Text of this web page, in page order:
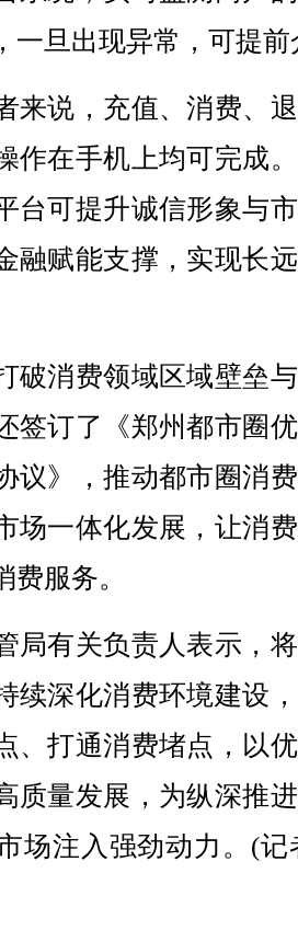
一旦出现异常，可提前
说，充值、消费、
作在手机上均可完成
台可提升诚信形象与
融赋能支撑，实现长
消费领域区域壁垒
签订了《郑州都市圈
议》，推动都市圈消
场一体化发展，让消
服务。
有关负责人表示，
续深化消费环境建设
、打通消费堵点，以
质量发展，为纵深推
场注入强劲动力。(记